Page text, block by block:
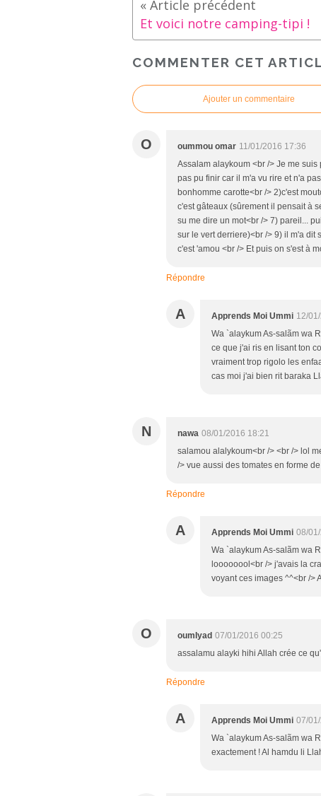
Et voici notre camping-tipi !
COMMENTER CET
Ajouter un commentaire
O oummou omar 11/01/2016 17:36
Assalam alaykoum <br /> Je me
pas pu finir car il m'a vu rire et n'a
bonhomme carotte<br /> 2)c'est
c'est gâteaux (sûrement il pensait à
su me dire un mot<br /> 7) pareil...
sur le vert derriere)<br /> 9) il m'a dit
c'est 'amou <br /> Et puis on s'est à
Répondre
A Apprends Moi Ummi 12/
Wa `alaykum As-salãm wa
ce que j'ai ris en lisant ton
vraiment trop rigolo les
cas moi j'ai bien rit baraka
N nawa 08/01/2016 18:21
salamou alalykoum<br /> <br /> lol
/> vue aussi des tomates en forme
Répondre
A Apprends Moi Ummi 08/
Wa `alaykum As-salãm wa
loooooool<br /> j'avais la
voyant ces images ^^<br />
O oumIyad 07/01/2016 00:25
assalamu alayki hihi Allah crée ce
Répondre
A Apprends Moi Ummi 07/
Wa `alaykum As-salãm wa
exactement ! Al hamdu li